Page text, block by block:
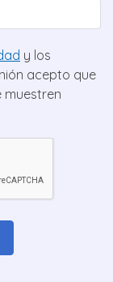
y los
acepto que
muestren